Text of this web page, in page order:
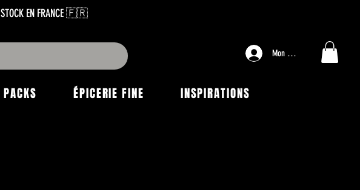
Mon compte
STOCK EN FRANCE 🇫🇷
ÉPICERIE FINE INSPIRATIONS